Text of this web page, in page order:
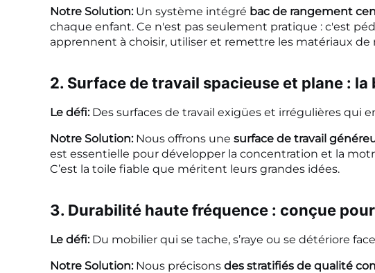
Notre Solution: Un système intégré bac de rangement
chaque enfant. Ce n'est pas seulement pratique : c'est
apprennent à choisir, utiliser et remettre les matériaux
2. Surface de travail spacieuse et plane :
Le défi: Des surfaces de travail exigües et irrégulières
Notre Solution: Nous offrons une surface de travail
est essentielle pour développer la concentration et la
C’est la toile fiable que méritent leurs grandes idées.
3. Durabilité haute fréquence : conçue
Le défi: Du mobilier qui se tache, s’raye ou se détériore
Notre Solution: Nous précisons des stratifiés de qualité